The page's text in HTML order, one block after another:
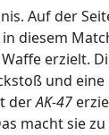
Auf der
in diesem
erzielt.
und
derAK-47
macht sie